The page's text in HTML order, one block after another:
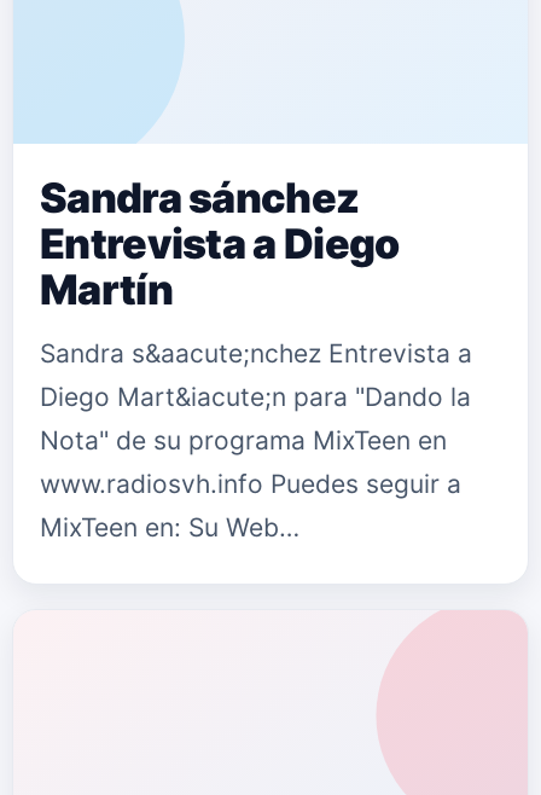
Sandra sánchez
Entrevista a Diego
Martín
Sandra s&aacute;nchez Entrevista a
Diego Mart&iacute;n para "Dando la
Nota" de su programa MixTeen en
www.radiosvh.info Puedes seguir a
MixTeen en: Su Web
www.facebook.com/mixteensvh
Twitter/Instagram @mixteens…